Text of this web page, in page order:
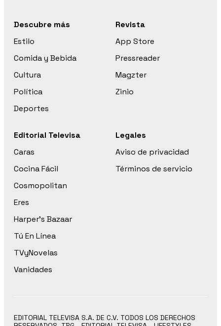
Descubre más
Estilo
Comida y Bebida
Cultura
Política
Deportes
Revista
App Store
Pressreader
Magzter
Zinio
Editorial Televisa
Caras
Cocina Fácil
Cosmopolitan
Eres
Harper’s Bazaar
Tú En Línea
TVyNovelas
Vanidades
Legales
Aviso de privacidad
Términos de servicio
EDITORIAL TELEVISA S.A. DE C.V. TODOS LOS DERECHOS